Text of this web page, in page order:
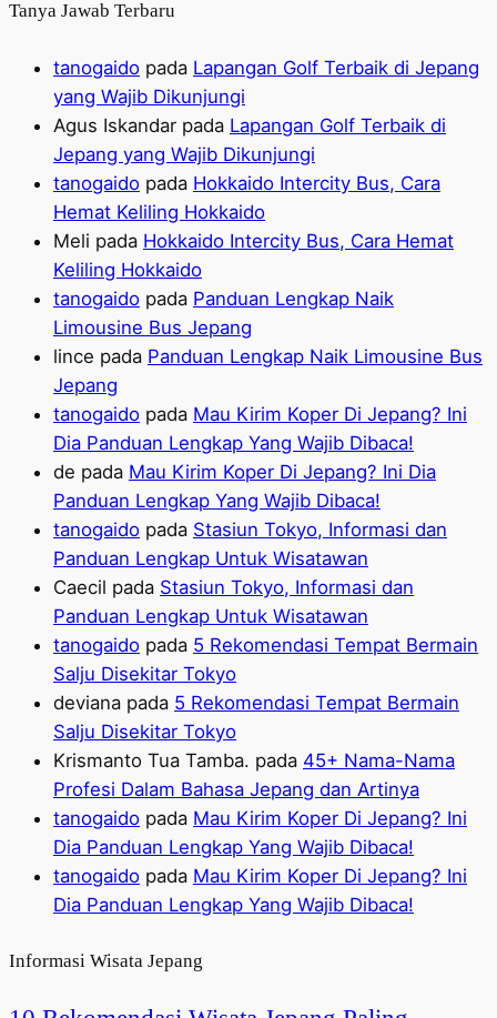
Tanya Jawab Terbaru
tanogaido pada Lapangan Golf Terbaik di Jepang
yang Wajib Dikunjungi
Agus Iskandar pada Lapangan Golf Terbaik di
Jepang yang Wajib Dikunjungi
tanogaido pada Hokkaido Intercity Bus, Cara
Hemat Keliling Hokkaido
Meli pada Hokkaido Intercity Bus, Cara Hemat
Keliling Hokkaido
tanogaido pada Panduan Lengkap Naik
Limousine Bus Jepang
lince pada Panduan Lengkap Naik Limousine Bus
Jepang
tanogaido pada Mau Kirim Koper Di Jepang? Ini
Dia Panduan Lengkap Yang Wajib Dibaca!
de pada Mau Kirim Koper Di Jepang? Ini Dia
Panduan Lengkap Yang Wajib Dibaca!
tanogaido pada Stasiun Tokyo, Informasi dan
Panduan Lengkap Untuk Wisatawan
Caecil pada Stasiun Tokyo, Informasi dan
Panduan Lengkap Untuk Wisatawan
tanogaido pada 5 Rekomendasi Tempat Bermain
Salju Disekitar Tokyo
deviana pada 5 Rekomendasi Tempat Bermain
Salju Disekitar Tokyo
Krismanto Tua Tamba. pada 45+ Nama-Nama
Profesi Dalam Bahasa Jepang dan Artinya
tanogaido pada Mau Kirim Koper Di Jepang? Ini
Dia Panduan Lengkap Yang Wajib Dibaca!
tanogaido pada Mau Kirim Koper Di Jepang? Ini
Dia Panduan Lengkap Yang Wajib Dibaca!
Informasi Wisata Jepang